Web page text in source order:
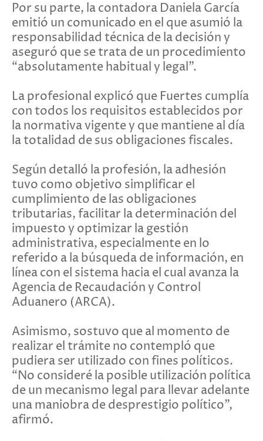
Por su parte, la contadora Daniela García
emitió un comunicado en el que asumió la
responsabilidad técnica de la decisión y
aseguró que se trata de un procedimiento
“absolutamente habitual y legal”.
La profesional explicó que Fuertes cumplía
con todos los requisitos establecidos por
la normativa vigente y que mantiene al día
la totalidad de sus obligaciones fiscales.
Según detalló la profesión, la adhesión
tuvo como objetivo simplificar el
cumplimiento de las obligaciones
tributarias, facilitar la determinación del
impuesto y optimizar la gestión
administrativa, especialmente en lo
referido a la búsqueda de información, en
línea con el sistema hacia el cual avanza la
Agencia de Recaudación y Control
Aduanero (ARCA).
Asimismo, sostuvo que al momento de
realizar el trámite no contempló que
pudiera ser utilizado con fines políticos.
“No consideré la posible utilización política
de un mecanismo legal para llevar adelante
una maniobra de desprestigio político”,
afirmó.